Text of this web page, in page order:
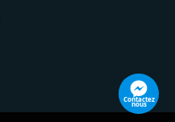
Contactez
nous